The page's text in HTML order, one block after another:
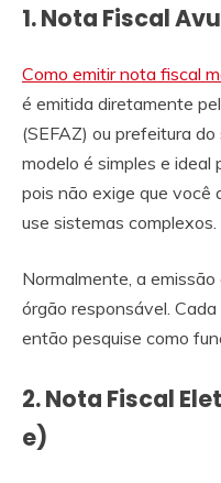
1. Nota Fiscal
Como emitir nota fiscal
é emitida diretamente
(SEFAZ) ou prefeitura
modelo é simples e ideal
pois não exige que você
use sistemas complexos.
Normalmente, a
órgão responsável.
então pesquise como
2. Nota Fiscal
e)